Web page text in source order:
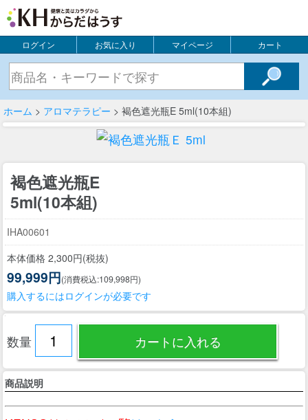
ログイン お気に入り マイページ カート
ホーム > アロマテラピー > 褐色遮光瓶E 5ml(10本組)
褐色遮光瓶E
5ml(10本組)
IHA00601
本体価格 2,300円(税抜)
99,999円(消費税込:109,998円)
購入するにはログインが必要です
数量
商品説明